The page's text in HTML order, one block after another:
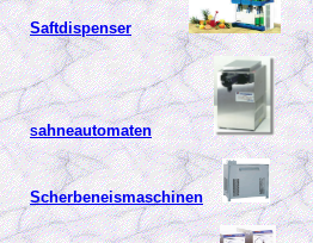
Saftdispenser
Sahneautomaten
Scherbeneismaschinen